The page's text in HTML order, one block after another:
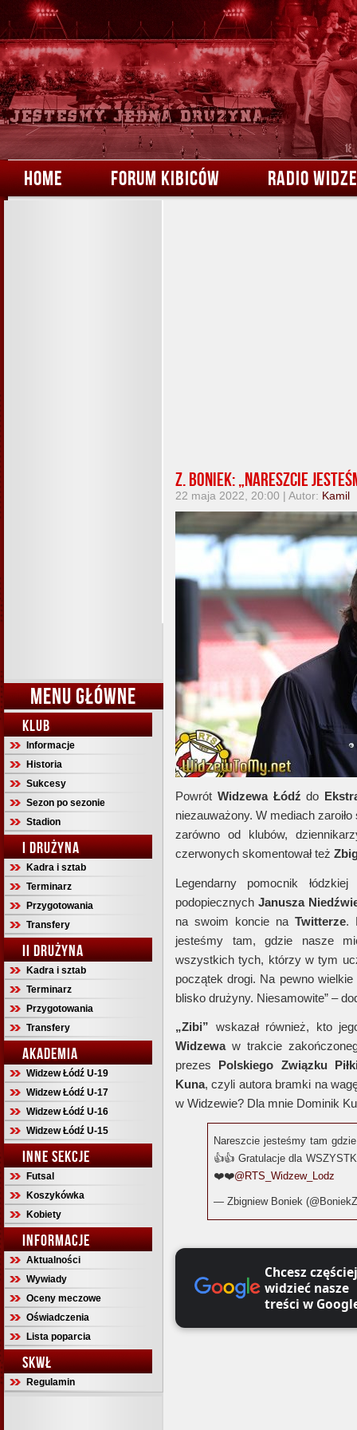
HOME FORUM KIBICÓW RADIO
MENU GŁÓWNE
KLUB
Informacje
Historia
Sukcesy
Sezon po sezonie
Stadion
I DRUŻYNA
Kadra i sztab
Terminarz
Przygotowania
Transfery
II DRUŻYNA
Kadra i sztab
Terminarz
Przygotowania
Transfery
AKADEMIA
Widzew Łódź U-19
Widzew Łódź U-17
Widzew Łódź U-16
Widzew Łódź U-15
INNE SEKCJE
Futsal
Koszykówka
Kobiety
INFORMACJE
Aktualności
Wywiady
Oceny meczowe
Oświadczenia
Lista poparcia
SKWŁ
Regulamin
Z. Boniek: „Nareszcie
22 maja 2022, 20:00 | Autor: Kamil
Powrót Widzewa Łódźdo
niezauważony. W mediach
zarówno od klubów,
czerwonych skomentował też
Legendarny pomocnik
podopiecznychJanusza
na swoim koncie na Twitterze.
jesteśmy tam, gdzie nasze
wszystkich tych, którzy w tym
początek drogi. Na pewno
blisko drużyny. Niesamowite” –
„Zibi” wskazał również, kto
Widzewa w trakcie
prezes Polskiego Związku
Kuna, czyli autora bramki na
w Widzewie? Dla mnie Dominik
Nareszcie jesteśmy tam
👍👍 Gratulacje dla
❤️❤️@RTS_Widzew_Lodz
— Zbigniew Boniek
Chcesz częściej
widzieć nasze
treści w